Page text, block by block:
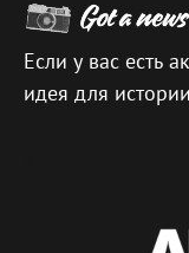
Если у вас есть
идея для